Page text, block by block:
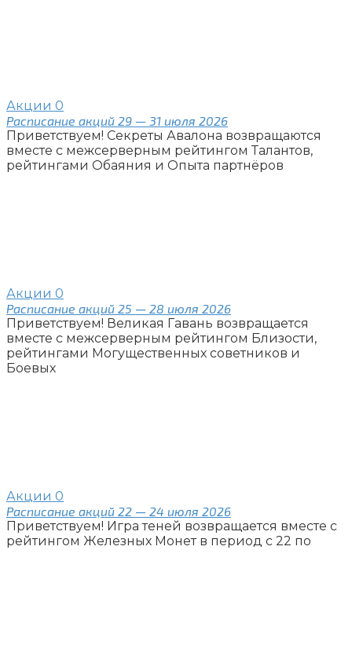
Акции 0
Расписание акций 29 — 31 июля 2026
Приветствуем! Секреты Авалона возвращаются
вместе с межсерверным рейтингом Талантов,
рейтингами Обаяния и Опыта партнёров
Акции 0
Расписание акций 25 — 28 июля 2026
Приветствуем! Великая Гавань возвращается
вместе с межсерверным рейтингом Близости,
рейтингами Могущественных советников и
Боевых
Акции 0
Расписание акций 22 — 24 июля 2026
Приветствуем! Игра теней возвращается вместе с
рейтингом Железных Монет в период с 22 по